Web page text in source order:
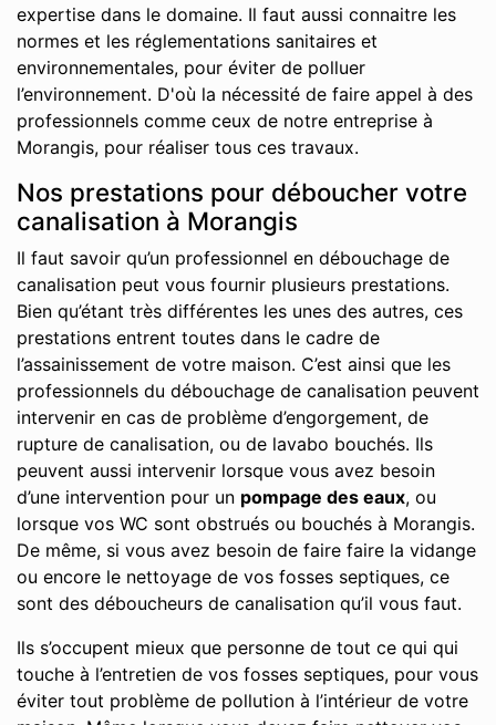
expertise dans le domaine. Il faut aussi connaitre les
normes et les réglementations sanitaires et
environnementales, pour éviter de polluer
l’environnement. D'où la nécessité de faire appel à des
professionnels comme ceux de notre entreprise à
Morangis, pour réaliser tous ces travaux.
Nos prestations pour déboucher votre
canalisation à Morangis
Il faut savoir qu’un professionnel en débouchage de
canalisation peut vous fournir plusieurs prestations.
Bien qu’étant très différentes les unes des autres, ces
prestations entrent toutes dans le cadre de
l’assainissement de votre maison. C’est ainsi que les
professionnels du débouchage de canalisation peuvent
intervenir en cas de problème d’engorgement, de
rupture de canalisation, ou de lavabo bouchés. Ils
peuvent aussi intervenir lorsque vous avez besoin
d’une intervention pour un pompage des eaux, ou
lorsque vos WC sont obstrués ou bouchés à Morangis.
De même, si vous avez besoin de faire faire la vidange
ou encore le nettoyage de vos fosses septiques, ce
sont des déboucheurs de canalisation qu’il vous faut.
Ils s’occupent mieux que personne de tout ce qui qui
touche à l’entretien de vos fosses septiques, pour vous
éviter tout problème de pollution à l’intérieur de votre